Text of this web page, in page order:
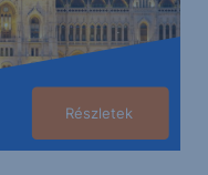
Részletek